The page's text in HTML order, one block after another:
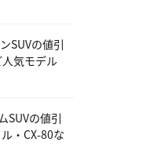
SUVの値引
気モデル
SUVの値引
・CX-80な